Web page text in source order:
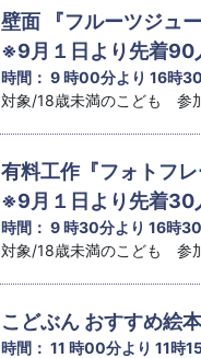
壁面 『フルーツジュ
※9月１日より先着90
時間： 9 時00分より 16時
対象/18歳未満のこども 参
有料工作『フォトフレ
※9月１日より先着30
時間： 9 時30分より 16時
対象/18歳未満のこども
こどぶん おすすめ絵
時間： 11 時00分より 11時